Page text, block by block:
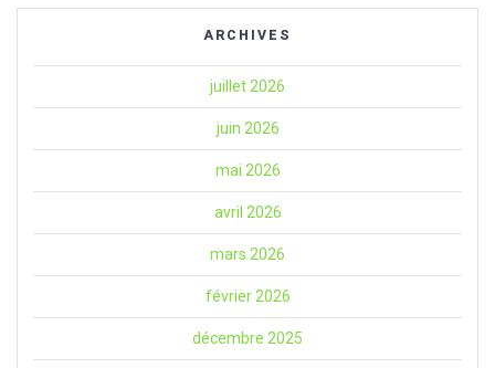
ARCHIVES
juillet 2026
juin 2026
mai 2026
avril 2026
mars 2026
février 2026
décembre 2025